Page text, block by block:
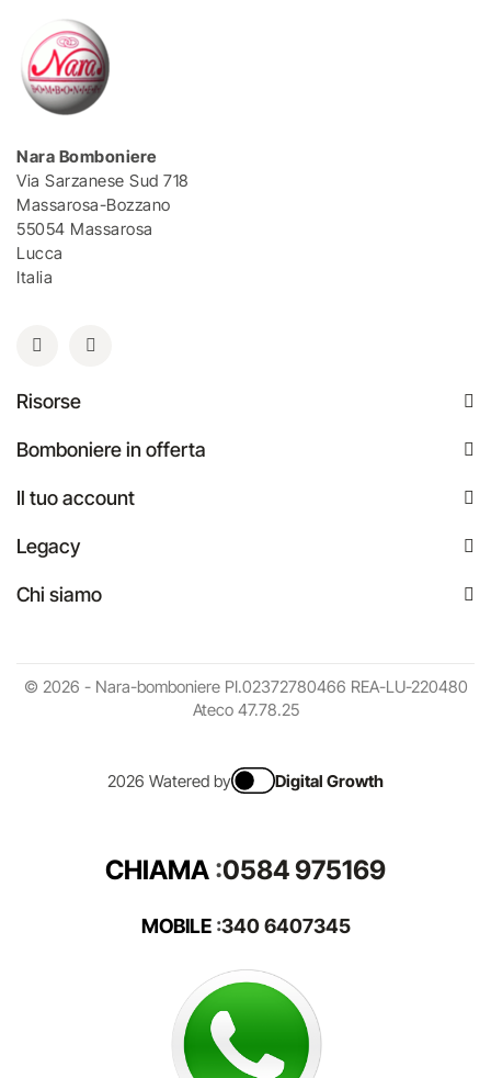
Nara Bomboniere
Via Sarzanese Sud 718
Massarosa-Bozzano
55054 Massarosa
Lucca
Italia
Risorse
Bomboniere in offerta
Il tuo account
Legacy
Chi siamo
© 2026 - Nara-bomboniere PI.02372780466 REA-LU-220480
Ateco 47.78.25
2026 Watered by Digital Growth
CHIAMA :0584 975169
MOBILE:340 6407345